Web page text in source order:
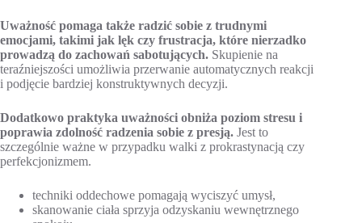
Uważność pomaga także radzić sobie z trudnymi
emocjami, takimi jak lęk czy frustracja, które nierzadko
prowadzą do zachowań sabotujących. Skupienie na
teraźniejszości umożliwia przerwanie automatycznych reakcji
i podjęcie bardziej konstruktywnych decyzji.
Dodatkowo praktyka uważności obniża poziom stresu i
poprawia zdolność radzenia sobie z presją. Jest to
szczególnie ważne w przypadku walki z prokrastynacją czy
perfekcjonizmem.
techniki oddechowe pomagają wyciszyć umysł,
skanowanie ciała sprzyja odzyskaniu wewnętrznego